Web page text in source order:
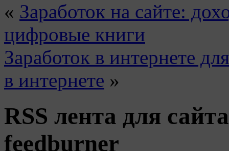
« Заработок на сайте:
цифровые книги
Заработок в интернете
в интернете »
RSS лента для
feedburner